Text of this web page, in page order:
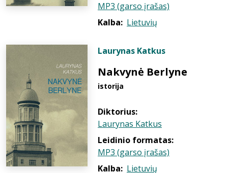
MP3 (garso įrašas)
Kalba: Lietuvių
Laurynas Katkus
Nakvynė Berlyne
istorija
Diktorius:
Laurynas Katkus
Leidinio formatas:
MP3 (garso įrašas)
Kalba: Lietuvių